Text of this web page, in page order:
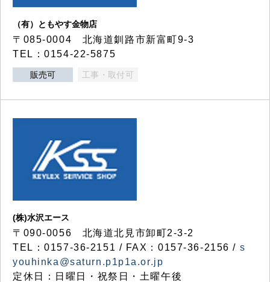
（有）ともやす金物店
〒085-0004 北海道釧路市新富町9-3
TEL：0154-22-5875
販売可 工事・取付可
(株)水沢エース
〒090-0056 北海道北見市卸町2-3-2
TEL：0157-36-2151 / FAX：0157-36-2156 / s
youhinka@saturn.p1p1a.or.jp
定休日：日曜日・祝祭日・土曜午後